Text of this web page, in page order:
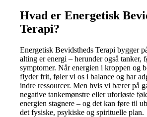
Hvad er Energetisk
Terapi?
Energetisk Bevidstheds Terapi bygger
alting er energi – herunder også tanker,
symptomer. Når energien i kroppen og
flyder frit, føler vi os i balance og har
indre ressourcer. Men hvis vi bærer på
negative tankemønstre eller uforløste
energien stagnere – og det kan føre til
det fysiske, psykiske og spirituelle plan.